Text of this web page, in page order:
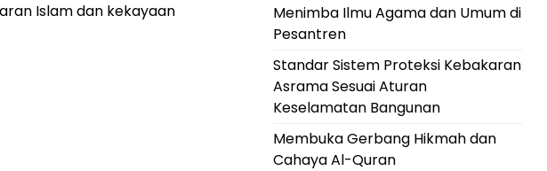
Islam dan kekayaan
Menimba Ilmu Agama dan Umum di
Pesantren
Standar Sistem Proteksi Kebakaran
Asrama Sesuai Aturan
Keselamatan Bangunan
Membuka Gerbang Hikmah dan
Cahaya Al-Quran